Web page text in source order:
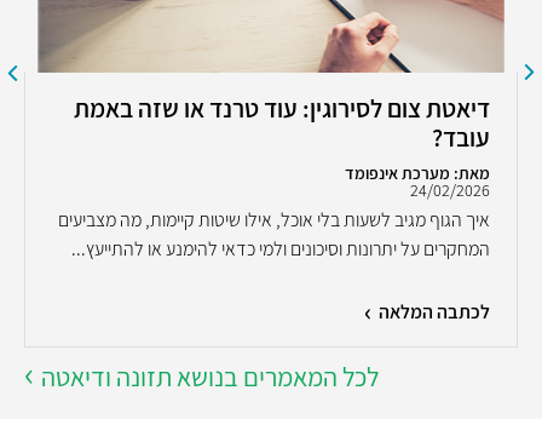
דיאטת צום לסירוגין: עוד טרנד או שזה באמת
עובד?
מאת: מערכת אינפומד
24/02/2026
איך הגוף מגיב לשעות בלי אוכל, אילו שיטות קיימות, מה מצביעים
המחקרים על יתרונות וסיכונים ולמי כדאי להימנע או להתייעץ...
לכתבה המלאה
לכל המאמרים בנושא תזונה ודיאטה